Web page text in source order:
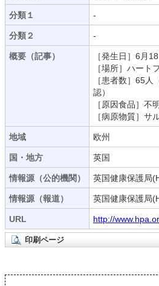
分類１ -
分類２ -
概要（記事）
［発生日］6月18
［場所］ハー
［患者数］65
認）
［原因食品］不
［病原物質］サ
地域 欧州
国・地方 英国
情報源（公的機関） 英国健康保護局
情報源（報道） 英国健康保護局
URL http://
印刷ページ